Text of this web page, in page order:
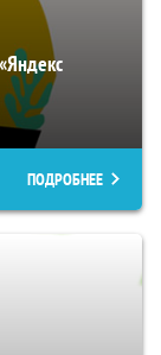
ПОДРОБНЕЕ